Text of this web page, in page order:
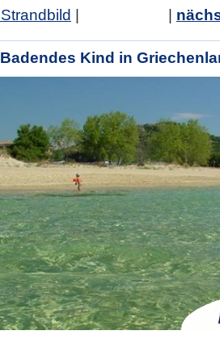
Strandbild
Badendes Kind in